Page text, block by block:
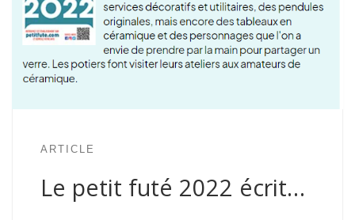
ARTICLE
Le petit futé 2022 écrit…